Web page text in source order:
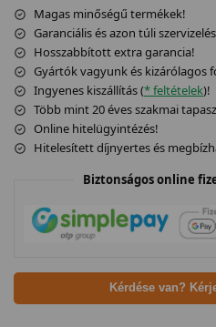
Magas minőségű termékek!
Garanciális és azon túli
Hosszabbított extra garancia!
Gyártók vagyunk és kizárólagos
Ingyenes kiszállítás (* feltételek)!
Több mint 20 éves szakmai
Online hitelügyintézés!
Hitelesített díjnyertes és
Biztonságos online
Kérdése van?